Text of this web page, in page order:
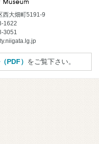
西大畑町5191-9
1622
3051
PDF） をご覧下さい。